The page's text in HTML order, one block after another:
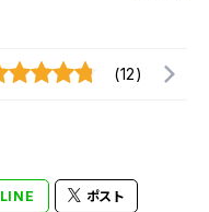
(12)
LINE ポスト